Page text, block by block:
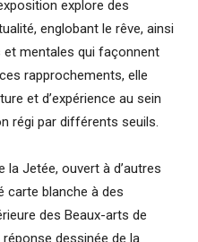
explore des
englobant le rêve, ainsi
et mentales qui façonnent
rapprochements, elle
et d’expérience au sein
régi par différents seuils.
la Jetée, ouvert à d’autres
carte blanche à des
des Beaux-arts de
dessinée de la